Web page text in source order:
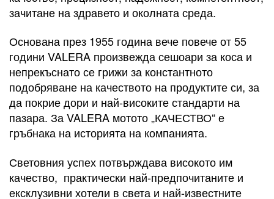
зачитане на здравето и околната среда.
Основана през 1955 година вече повече от 55
години VALERA произвежда сешоари за коса и
непрекъснато се грижи за константното
подобряване на качеството на продуктите си, за
да покрие дори и най-високите стандарти на
пазара. За VALERA мотото „КАЧЕСТВО“ е
гръбнака на историята на компанията.
Световния успех потвърждава високото им
качество, практически най-предпочитаните и
ексклузивни хотели в света и най-известните